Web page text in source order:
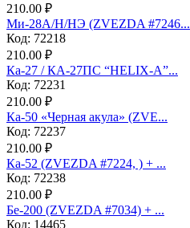
210.00 ₽
Ми-28А/Н/НЭ (ZVEZDA #7246...
Код: 72218
210.00 ₽
Ка-27 / КА-27ПС “HELIX-A”...
Код: 72231
210.00 ₽
Ка-50 «Черная акула» (ZVE...
Код: 72237
210.00 ₽
Ка-52 (ZVEZDA #7224, ) + ...
Код: 72238
210.00 ₽
Бе-200 (ZVEZDA #7034) + ...
Код: 14465